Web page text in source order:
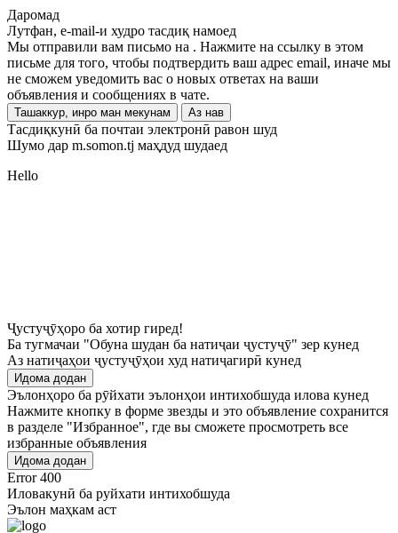
Даромад
Лутфан, e-mail-и худро тасдиқ намоед
Мы отправили вам письмо на . Нажмите на ссылку в этом
письме для того, чтобы подтвердить ваш адрес email, иначе мы
не сможем уведомить вас о новых ответах на ваши
объявления и сообщениях в чате.
Ташаккур, инро ман мекунам Аз нав
Тасдиқкунӣ ба почтаи электронӣ равон шуд
Шумо дар m.somon.tj маҳдуд шудаед
Hello
Ҷустуҷӯҳоро ба хотир гиред!
Ба тугмачаи "Обуна шудан ба натиҷаи ҷустуҷӯ" зер кунед
Аз натиҷаҳои ҷустуҷӯҳои худ натиҷагирӣ кунед
Идома додан
Эълонҳоро ба рӯйхати эълонҳои интихобшуда илова кунед
Нажмите кнопку в форме звезды и это объявление сохранится
в разделе "Избранное", где вы сможете просмотреть все
избранные объявления
Идома додан
Error 400
Иловакунӣ ба руйхати интихобшуда
Эълон маҳкам аст